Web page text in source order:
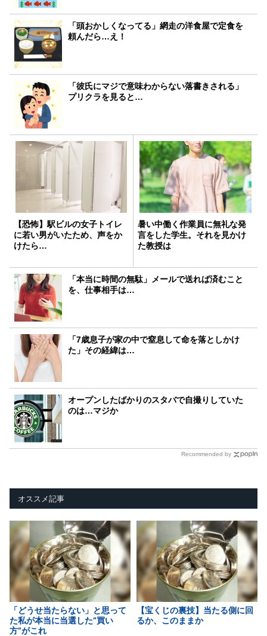
「頭おかしくなってる」網走の洋食屋で定食を
頼んだら…え！
「彼氏にマジで意味わからない落書きされる」
プリクラを見ると…
【恐怖】駅ビルの女子トイレ
に若い男がいたため、声をか
けたら…
暑い中働く作業員に無礼な発
言をした学生。それを見かけ
た教授は
「本当に時間の無駄」メールで送れば済むこと
を、仕事相手は…
「7歳息子が家の中で窒息して命を落としかけ
た」その経緯は…
オープンしたばかりのスタバで自撮りしていた
のは…マジか
Recommended by
オススメ記事
「どうせ当たらない」と思って
た私が本当に当選した“買い
方”がこれ
【宝くじの裏技】当たる側に回
るか、このままか